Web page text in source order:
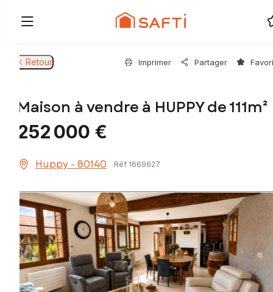
Retour Imprimer Partager
Maison à vendre à HUPPY de 111m²
252 000 €
Huppy - 80140 Réf 1669627